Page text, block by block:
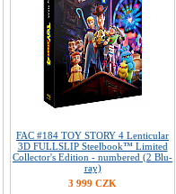
FAC #184 TOY STORY 4 Lenticular
3D FULLSLIP Steelbook™ Limited
Collector's Edition - numbered (2 Blu-
ray)
3 999 CZK